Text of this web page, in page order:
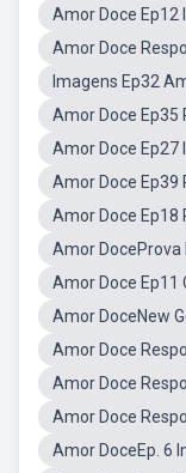
Amor Doce Ep12
Amor Doce
Imagens Ep32
Amor Doce Ep35
Amor Doce Ep27
Amor Doce Ep39
Amor Doce Ep18
Amor DoceProva
Amor Doce Ep11
Amor DoceNew
Amor Doce
Amor Doce
Amor Doce
Amor DoceEp. 6